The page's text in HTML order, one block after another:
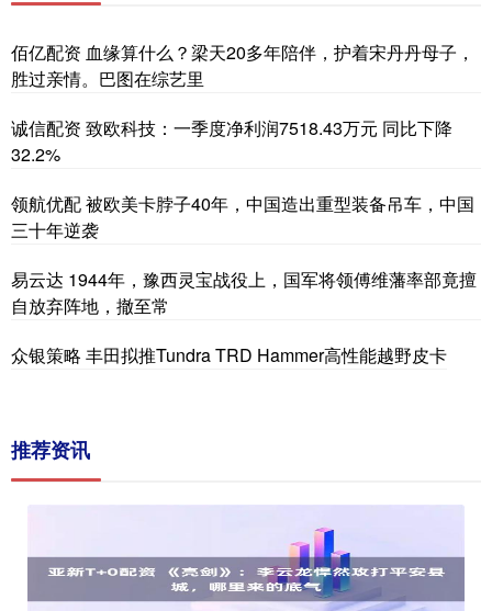
佰亿配资 血缘算什么？梁天20多年陪伴，护着宋丹丹母子，
胜过亲情。巴图在综艺里
诚信配资 致欧科技：一季度净利润7518.43万元 同比下降
32.2%
领航优配 被欧美卡脖子40年，中国造出重型装备吊车，中国
三十年逆袭
易云达 1944年，豫西灵宝战役上，国军将领傅维藩率部竟擅
自放弃阵地，撤至常
众银策略 丰田拟推Tundra TRD Hammer高性能越野皮卡
推荐资讯